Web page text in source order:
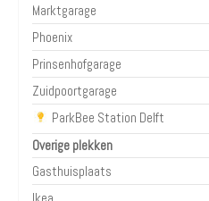
Marktgarage
Phoenix
Prinsenhofgarage
Zuidpoortgarage
ParkBee Station Delft
Overige plekken
Gasthuisplaats